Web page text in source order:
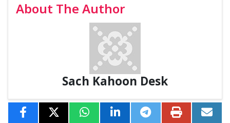
About The Author
Sach Kahoon Desk